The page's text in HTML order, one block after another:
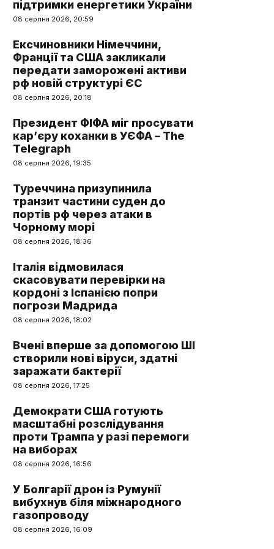
підтримки енергетики України
08 серпня 2026, 20:59
Ексчиновники Німеччини,
Франції та США закликали
передати заморожені активи
рф новій структурі ЄС
08 серпня 2026, 20:18
Президент ФІФА міг просувати
кар’єру коханки в УЄФА – The
Telegraph
08 серпня 2026, 19:35
Туреччина призупинила
транзит частини суден до
портів рф через атаки в
Чорному морі
08 серпня 2026, 18:36
Італія відмовилася
скасовувати перевірки на
кордоні з Іспанією попри
погрози Мадрида
08 серпня 2026, 18:02
Вчені вперше за допомогою ШІ
створили нові віруси, здатні
заражати бактерії
08 серпня 2026, 17:25
Демократи США готують
масштабні розслідування
проти Трампа у разі перемоги
на виборах
08 серпня 2026, 16:56
У Болгарії дрон із Румунії
вибухнув біля міжнародного
газопроводу
08 серпня 2026, 16:09